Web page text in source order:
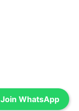
Join WhatsApp